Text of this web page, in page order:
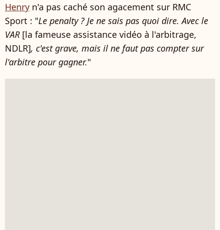
Henry n'a pas caché son agacement sur RMC
Sport : "Le penalty ? Je ne sais pas quoi dire. Avec le
VAR[la fameuse assistance vidéo à l'arbitrage,
NDLR], c'est grave, mais il ne faut pas compter sur
l'arbitre pour gagner."